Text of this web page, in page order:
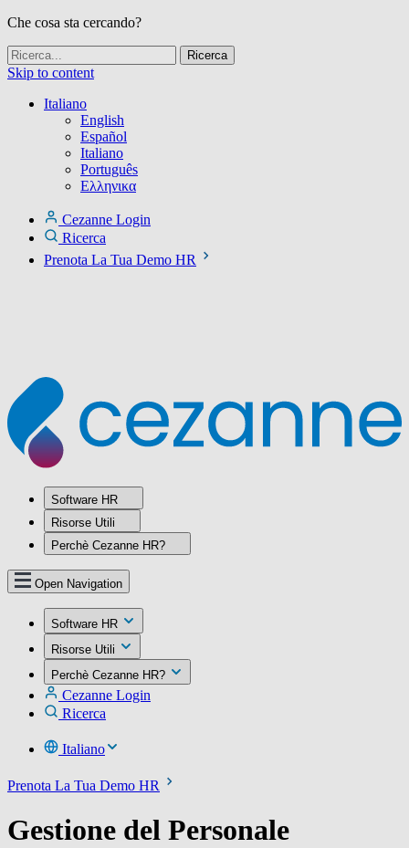
Che cosa sta cercando?
Skip to content
Italiano
English
Español
Italiano
Português
Ελληνικα
Cezanne Login
Ricerca
Prenota La Tua Demo HR
Software HR
Risorse Utili
Perchè Cezanne HR?
Open Navigation
Software HR
Risorse Utili
Perchè Cezanne HR?
Cezanne Login
Ricerca
Italiano
Prenota La Tua Demo HR
Gestione del Personale